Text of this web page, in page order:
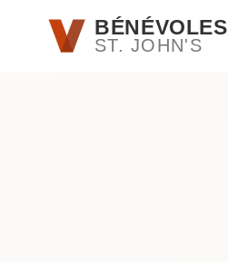
Passer au contenu principal
BÉNÉVOLES
ST. JOHN'S